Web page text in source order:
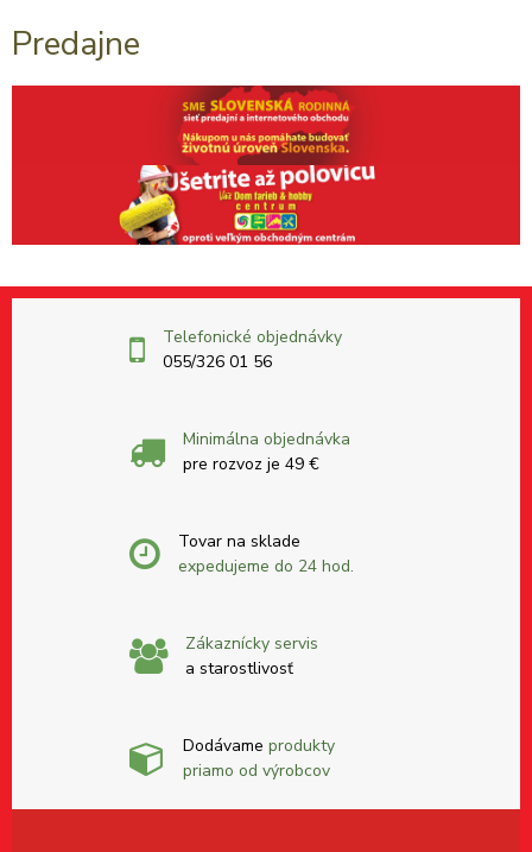
Predajne
Telefonické objednávky
055/326 01 56
Minimálna objednávka
pre rozvoz je 49 €
Tovar na sklade
expedujeme do 24 hod.
Zákaznícky servis
a starostlivosť
Dodávame produkty
priamo od výrobcov